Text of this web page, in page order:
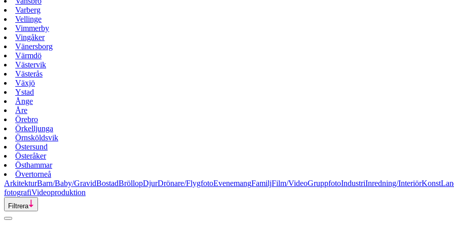
Varberg
Vellinge
Vimmerby
Vingåker
Vänersborg
Värmdö
Västervik
Västerås
Växjö
Ystad
Ånge
Åre
Örebro
Örkelljunga
Örnsköldsvik
Östersund
Österåker
Östhammar
Övertorneå
ArkitekturBarn/Baby/GravidBostadBröllopDjurDrönare/FlygfotoEvenemangFamiljFilm/VideoGruppfotoIndustriInredning/InteriörKonst
fotografiVideoproduktion
Filtrera